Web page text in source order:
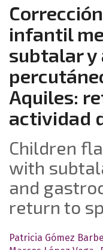
infantil
subtalar
Aquiles:
actividad
Children
with
and
return to
Patricia Gómez